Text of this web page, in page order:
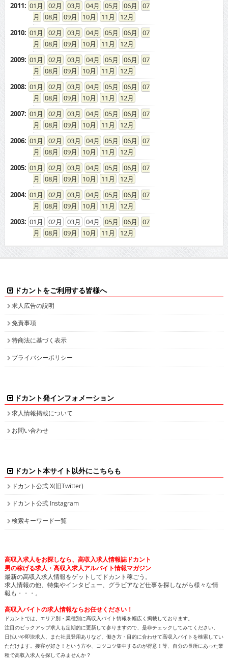
2011: 01 02 03 04 05 06
07
08
09 10 11
12
2010: 01 02 03 04 05 06
07
08
09 10 11
12
2009: 01 02 03 04 05 06
07
08
09 10 11
12
2008: 01 02 03 04 05 06
07
08
09 10 11
12
2007: 01 02 03 04 05 06
07
08
09 10 11
12
2006: 01 02 03 04 05 06
07
08
09 10 11
12
2005: 01 02 03 04 05 06
07
08
09 10 11
12
2004: 01 02 03 04 05 06
07
08
09 10 11
12
2003: 01 02 03 04 05 06
07
08
09 10 11 12
ドカントをご利用する皆様へ
求人広告の説明
免責事項
特商法に基づく表示
プライバシーポリシー
ドカント発インフォメーション
求人情報掲載について
お問い合わせ
ドカント本サイト以外にこちらも
ドカント公式 X(旧Twitter)
ドカント公式 Instagram
検索キーワード一覧
高収入求人をお探しなら、高収入求人情報誌ドカント
男の稼げる求人・高収入求人アルバイト情報マガジン
最新の高収入求人情報をゲットしてドカント稼ごう。
求人情報の他、特集やインタビュー、グラビアなど仕事を探しながら様々な情
報も・・・。
高収入バイトの求人情報ならお任せください！
ドカントでは、エリア別・業種別に高収入バイト情報を幅広く掲載しております。
注目のピックアップ求人も定期的に更新して参りますので、是非チェックしてみてください。
日払いや即決求人、また社員登用ありなど、働き方・目的に合わせて高収入バイトを検索してい
ただけます。接客が好き！という方や、コツコツ集中するのが得意！等、自分の長所にあった業
種で高収入求人を探してみませんか？